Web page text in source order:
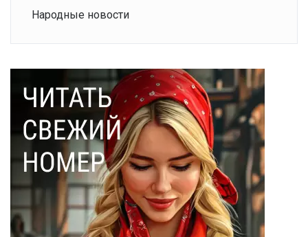
Народные новости